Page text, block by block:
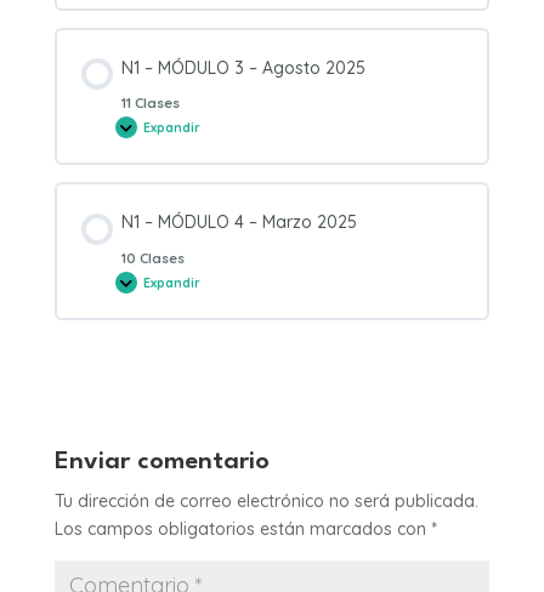
MÓDULO
2
Agosto
2025
N1 – MÓDULO 3 – Agosto 2025
11 Clases
Expandir
N1
MÓDULO
3
Agosto
2025
N1 – MÓDULO 4 – Marzo 2025
10 Clases
Expandir
N1
MÓDULO
Enviar comentario
Tu dirección de correo electrónico no será publicada.
Los campos obligatorios están marcados con *